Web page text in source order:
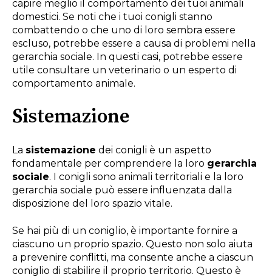
capire meglio il comportamento dei tuoi animali
domestici. Se noti che i tuoi conigli stanno
combattendo o che uno di loro sembra essere
escluso, potrebbe essere a causa di problemi nella
gerarchia sociale. In questi casi, potrebbe essere
utile consultare un veterinario o un esperto di
comportamento animale.
Sistemazione
La sistemazione dei conigli è un aspetto
fondamentale per comprendere la loro gerarchia
sociale. I conigli sono animali territoriali e la loro
gerarchia sociale può essere influenzata dalla
disposizione del loro spazio vitale.
Se hai più di un coniglio, è importante fornire a
ciascuno un proprio spazio. Questo non solo aiuta
a prevenire conflitti, ma consente anche a ciascun
coniglio di stabilire il proprio territorio. Questo è